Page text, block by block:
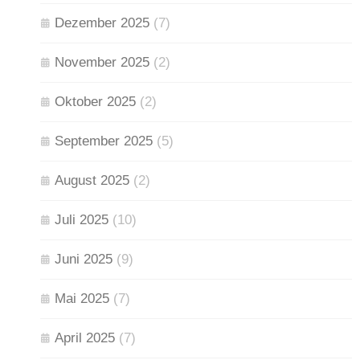
Dezember 2025 (7)
November 2025 (2)
Oktober 2025 (2)
September 2025 (5)
August 2025 (2)
Juli 2025 (10)
Juni 2025 (9)
Mai 2025 (7)
April 2025 (7)